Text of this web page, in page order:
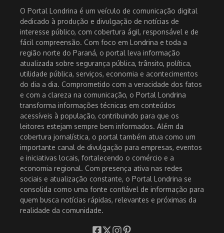
O Portal Londrina é um veículo de comunicação digital
dedicado à produção e divulgação de notícias de
interesse público, com cobertura ágil, responsável e de
fácil compreensão. Com foco em Londrina e toda a
região norte do Paraná, o portal leva informação
atualizada sobre segurança pública, trânsito, política,
utilidade pública, serviços, economia e acontecimentos
do dia a dia. Comprometido com a veracidade dos fatos
e com a clareza na comunicação, o Portal Londrina
transforma informações técnicas em conteúdos
acessíveis à população, contribuindo para que os
leitores estejam sempre bem informados. Além da
cobertura jornalística, o portal também atua como um
importante canal de divulgação para empresas, eventos
e iniciativas locais, fortalecendo o comércio e a
economia regional. Com presença ativa nas redes
sociais e atualização constante, o Portal Londrina se
consolida como uma fonte confiável de informação para
quem busca notícias rápidas, relevantes e próximas da
realidade da comunidade.